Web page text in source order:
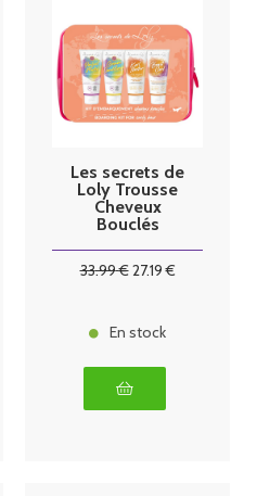
Les secrets de
Loly Trousse
Cheveux
Bouclés
33.99€27.19€
En stock